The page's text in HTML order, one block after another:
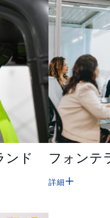
ンド フォン
詳細